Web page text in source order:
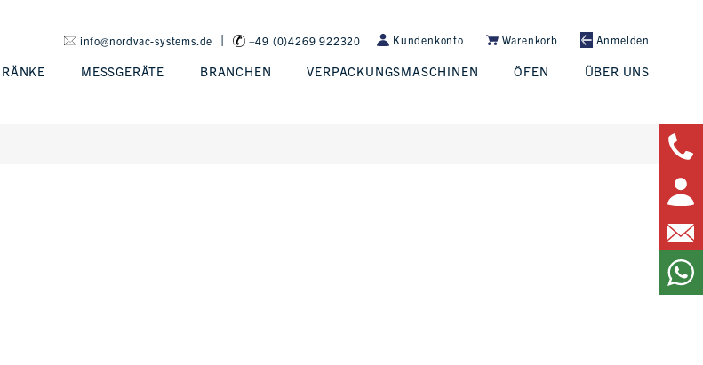
MESSGERÄTE BRANCHEN VERPACKUNGSMASCHINEN ÖFEN ÜBER UNS
Kundenkonto Warenkorb Anmelden
info@nordvac-systems.de | +49 (0)4269 922320